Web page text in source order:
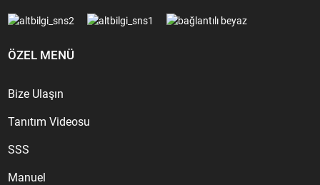
ÖZEL MENÜ
Bize Ulaşın
Tanıtım Videosu
SSS
Manuel